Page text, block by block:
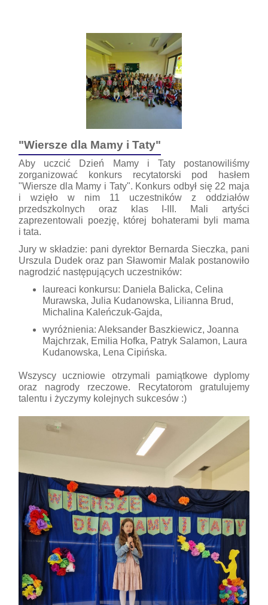
"Wiersze dla Mamy i Taty"
Aby uczcić Dzień Mamy i Taty postanowiliśmy
zorganizować konkurs recytatorski pod hasłem
"Wiersze dla Mamy i Taty". Konkurs odbył się 22 maja
i wzięło w nim 11 uczestników z oddziałów
przedszkolnych oraz klas I-III. Mali artyści
zaprezentowali poezję, której bohaterami byli mama
i tata.
Jury w składzie: pani dyrektor Bernarda Sieczka, pani
Urszula Dudek oraz pan Sławomir Malak postanowiło
nagrodzić następujących uczestników:
laureaci konkursu: Daniela Balicka, Celina
Murawska, Julia Kudanowska, Lilianna Brud,
Michalina Kaleńczuk-Gajda,
wyróżnienia: Aleksander Baszkiewicz, Joanna
Majchrzak, Emilia Hofka, Patryk Salamon, Laura
Kudanowska, Lena Cipińska.
Wszyscy uczniowie otrzymali pamiątkowe dyplomy
oraz nagrody rzeczowe. Recytatorom gratulujemy
talentu i życzymy kolejnych sukcesów :)